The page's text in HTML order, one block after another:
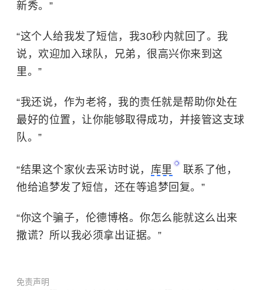
新秀。”
“这个人给我发了短信，我30秒内就回了。我
说，欢迎加入球队，兄弟，很高兴你来到这
里。”
“我还说，作为老将，我的责任就是帮助你处在
最好的位置，让你能够取得成功，并接管这支球
队。”
“结果这个家伙去采访时说， 库里
联系了他，
他给追梦发了短信，还在等追梦回复。”
“你这个骗子，伦德博格。你怎么能就这么出来
撒谎？所以我必须拿出证据。”
免责声明